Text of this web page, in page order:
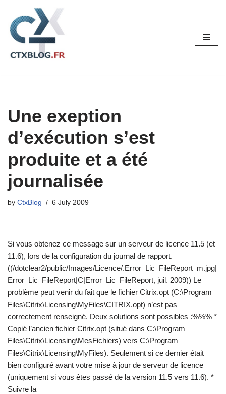
Skip
to
content
Une exeption
d’exécution s’est
produite et a été
journalisée
by CtxBlog 6 July 2009
Si vous obtenez ce message sur un serveur de licence 11.5 (et
11.6), lors de la configuration du journal de rapport.
((/dotclear2/public/Images/Licence/.Error_Lic_FileReport_m.jpg|
Error_Lic_FileReport|C|Error_Lic_FileReport, juil. 2009)) Le
problème peut venir du fait que le fichier Citrix.opt (C:\Program
Files\Citrix\Licensing\MyFiles\CITRIX.opt) n’est pas
correctement renseigné. Deux solutions sont possibles :%%% *
Copié l’ancien fichier Citrix.opt (situé dans C:\Program
Files\Citrix\Licensing\MesFichiers) vers C:\Program
Files\Citrix\Licensing\MyFiles). Seulement si ce dernier était
bien configuré avant votre mise à jour de serveur de licence
(uniquement si vous êtes passé de la version 11.5 vers 11.6). *
Suivre la